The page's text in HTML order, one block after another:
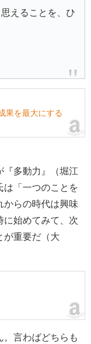
えることを、ひ
果を最大にする
多動力』（堀江
は「一つのことを
からの時代は興味
に始めてみて、次
が重要だ（大
言わばどちらも